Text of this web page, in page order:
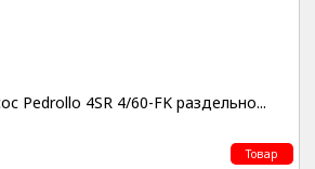
Pedrollo 4SR 4/60-FK раздельно...
Товар